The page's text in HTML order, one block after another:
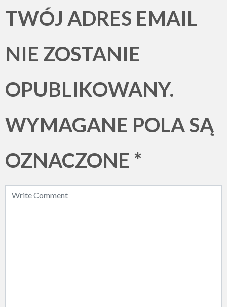
TWÓJ ADRES EMAIL
NIE ZOSTANIE
OPUBLIKOWANY.
WYMAGANE POLA SĄ
OZNACZONE *